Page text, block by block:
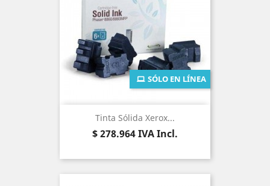
Tinta Sólida Xerox...
Precio
$ 278.964IVA Incl.
SÓLO EN LÍNEA